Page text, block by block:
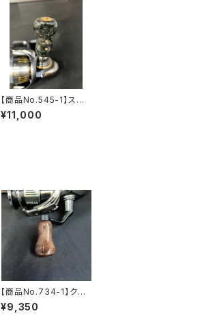
【商品No.545-1】スタ
ビライズドウッド Small
Gourd Knob 黒耀
¥11,000
【商品No.734-1】クラ
ロウォールナット Small
Gourd Knob 艶あり
¥9,350